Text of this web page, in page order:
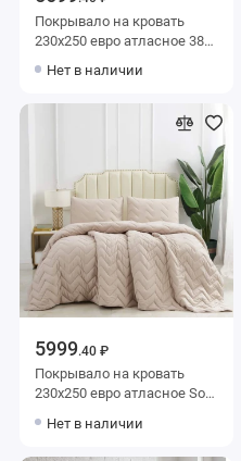
Покрывало на кровать
230х250 евро атласное 380
Нет в наличии
5999.40 ₽
Покрывало на кровать
230х250 евро атласное Sofi
Нет в наличии